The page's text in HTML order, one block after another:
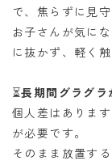
で、焦らずに見
お子さんが気に
に抜かず、軽く
⏳長期間グラグラ
個人差はあります
が必要です。
そのまま放置する